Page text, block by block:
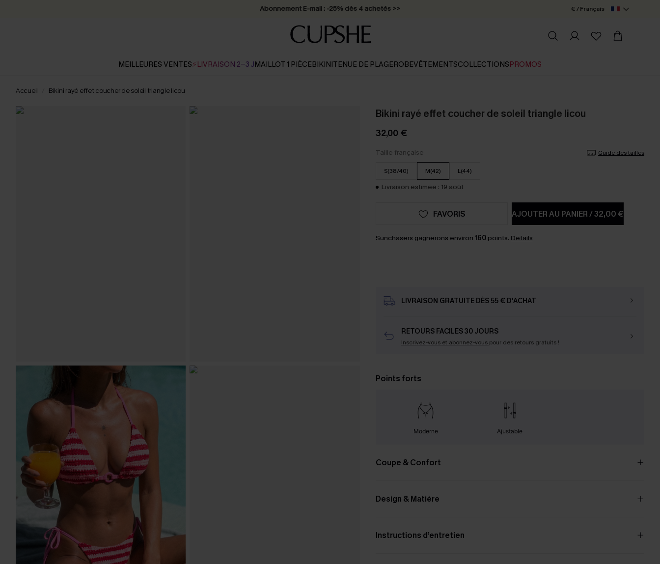
Abonnement E-mail : -25% dès 4 achetés >> € / Français
MEILLEURES VENTES⚡LIVRAISON 2-3 JMAILLOT 1 PIÈCEBIKINITENUE DE PLAGEROBEVÊTEMENTSCOLLECTIONSPROMOS
Accueil Bikini rayé effet coucher de soleil triangle licou
Bikini rayé effet coucher de soleil triangle licou
32,00 €
Taille française Guide des tailles
S(38/40) M(42) L(44)
Livraison estimée : 19 août
AJOUTER AU PANIER/32,00 €
FAVORIS
Sunchasers gagnerons environ 160points. Détails
LIVRAISON GRATUITE DÈS 55 € D'ACHAT
RETOURS FACILES 30 JOURS
Inscrivez-vous et abonnez-vous pour des retours gratuits !
Points forts
Moderne Ajustable
Coupe & Confort
Design & Matière
Instructions d’entretien